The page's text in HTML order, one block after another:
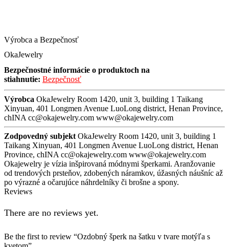
Výrobca a Bezpečnosť
OkaJewelry
Bezpečnostné informácie o produktoch na
stiahnutie: Bezpečnosť
Výrobca OkaJewelry Room 1420, unit 3, building 1 Taikang
Xinyuan, 401 Longmen Avenue LuoLong district, Henan Province,
chINA cc@okajewelry.com www@okajewelry.com
Zodpovedný subjekt OkaJewelry Room 1420, unit 3, building 1
Taikang Xinyuan, 401 Longmen Avenue LuoLong district, Henan
Province, chINA cc@okajewelry.com www@okajewelry.com
Okajewelry je vízia inšpirovaná módnymi šperkami. Aranžovanie
od trendových prsteňov, zdobených náramkov, úžasných náušníc až
po výrazné a očarujúce náhrdelníky či brošne a spony.
Reviews
There are no reviews yet.
Be the first to review “Ozdobný šperk na šatku v tvare motýľa s